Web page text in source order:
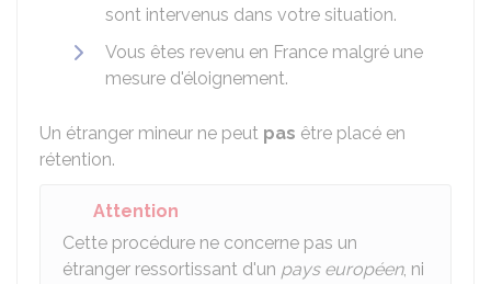
sont intervenus dans votre situation.
Vous êtes revenu en France malgré une
mesure d'éloignement.
Un étranger mineur ne peut pas être placé en
rétention.
Attention
Cette procédure ne concerne pas un
étranger ressortissant d'un pays européen, ni